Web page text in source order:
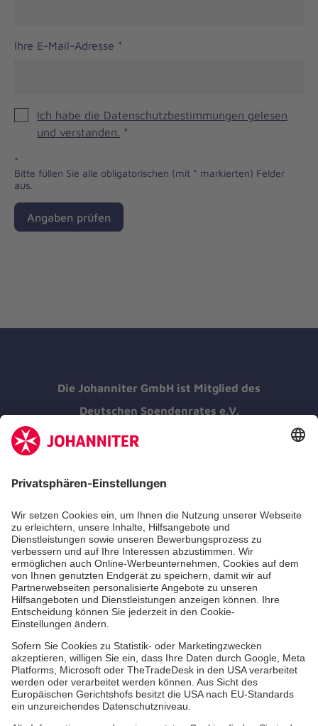
Ihre E-Mail-Adresse *
Ich habe die Datenschutzbestimmungen gelesen
und verstanden. *
*
Bitte füllen Sie alle obligatorischen (mit * markierten) Felder
aus.
Angaben prüfen
Die Johanniter GmbH ist Mitglied des
Deutschen Spendenrates e.V.
Kununu Top Company 2026
Medizin & Pflege
Zentren
Patienten
Hinweisgebersystem